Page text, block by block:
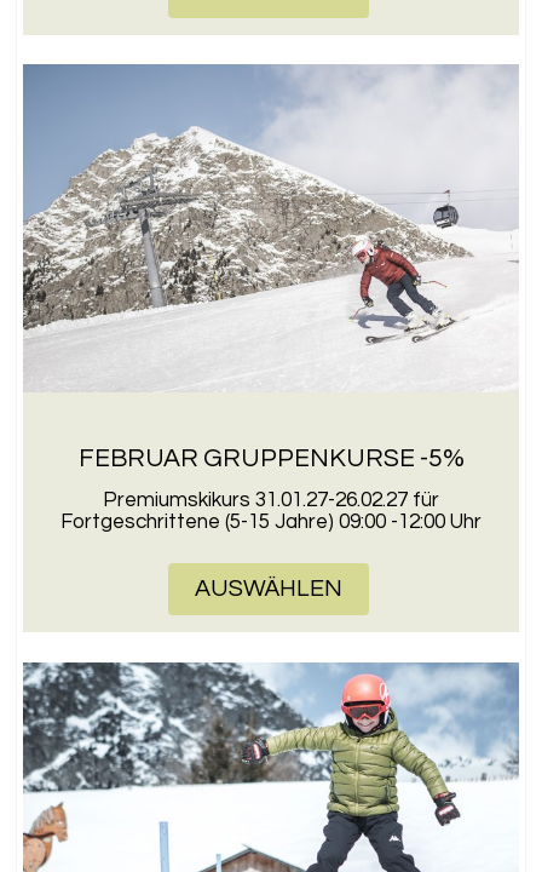
FEBRUAR GRUPPENKURSE -5%
Premiumskikurs 31.01.27-26.02.27 für
Fortgeschrittene (5-15 Jahre) 09:00 -12:00 Uhr
AUSWÄHLEN